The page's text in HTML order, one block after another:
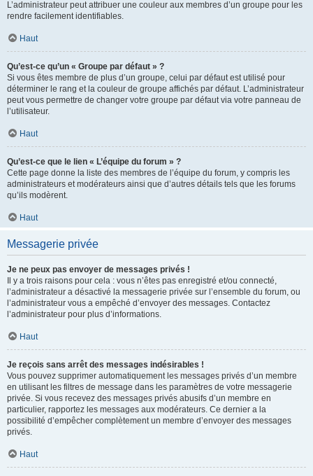
L’administrateur peut attribuer une couleur aux membres d’un groupe pour les
rendre facilement identifiables.
Haut
Qu’est-ce qu’un « Groupe par défaut » ?
Si vous êtes membre de plus d’un groupe, celui par défaut est utilisé pour
déterminer le rang et la couleur de groupe affichés par défaut. L’administrateur
peut vous permettre de changer votre groupe par défaut via votre panneau de
l’utilisateur.
Haut
Qu’est-ce que le lien « L’équipe du forum » ?
Cette page donne la liste des membres de l’équipe du forum, y compris les
administrateurs et modérateurs ainsi que d’autres détails tels que les forums
qu’ils modèrent.
Haut
Messagerie privée
Je ne peux pas envoyer de messages privés !
Il y a trois raisons pour cela : vous n’êtes pas enregistré et/ou connecté,
l’administrateur a désactivé la messagerie privée sur l’ensemble du forum, ou
l’administrateur vous a empêché d’envoyer des messages. Contactez
l’administrateur pour plus d’informations.
Haut
Je reçois sans arrêt des messages indésirables !
Vous pouvez supprimer automatiquement les messages privés d’un membre
en utilisant les filtres de message dans les paramètres de votre messagerie
privée. Si vous recevez des messages privés abusifs d’un membre en
particulier, rapportez les messages aux modérateurs. Ce dernier a la
possibilité d’empêcher complètement un membre d’envoyer des messages
privés.
Haut